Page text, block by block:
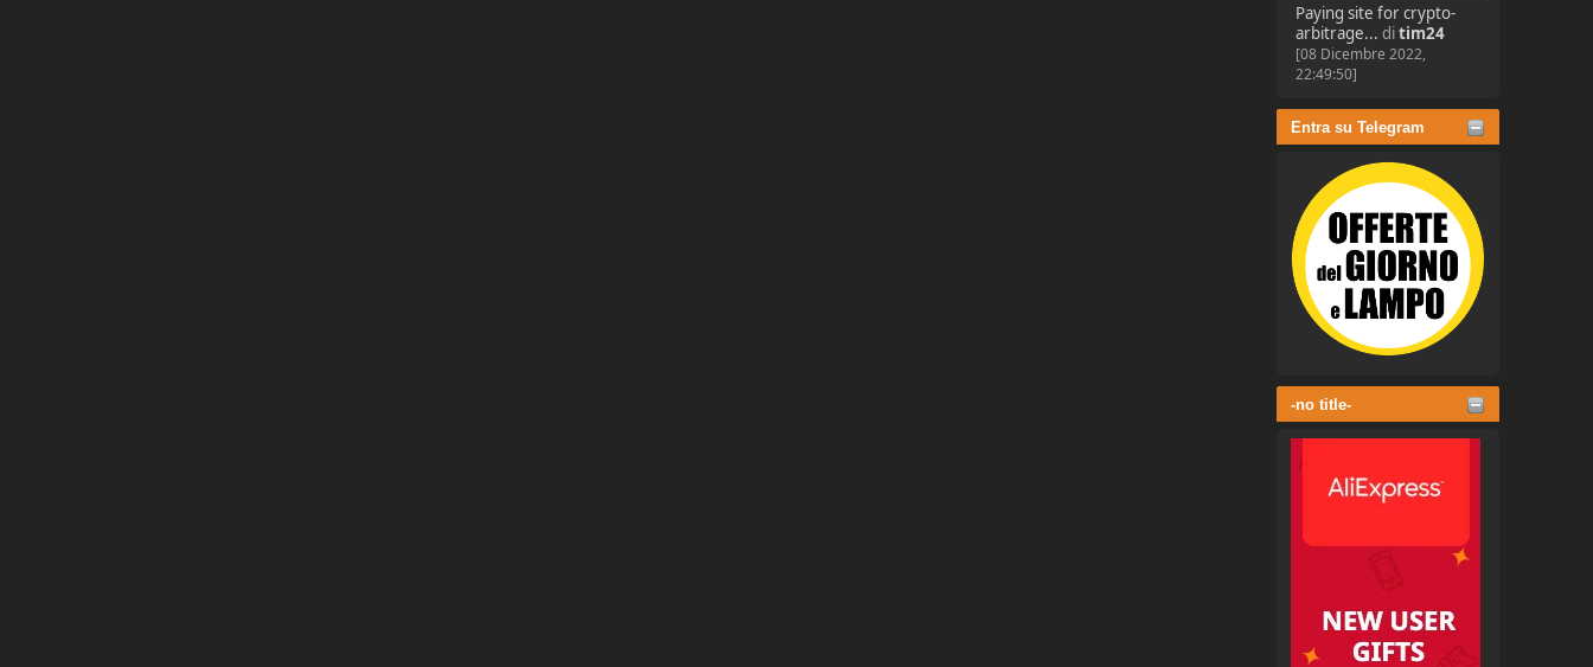
Paying site for crypto-
arbitrage... ditim24
[08 Dicembre 2022,
22:49:50]
Entra su Telegram
-no title-